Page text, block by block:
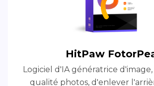
HitPaw
Logiciel d'IA génératrice
qualité photos, d'enlever